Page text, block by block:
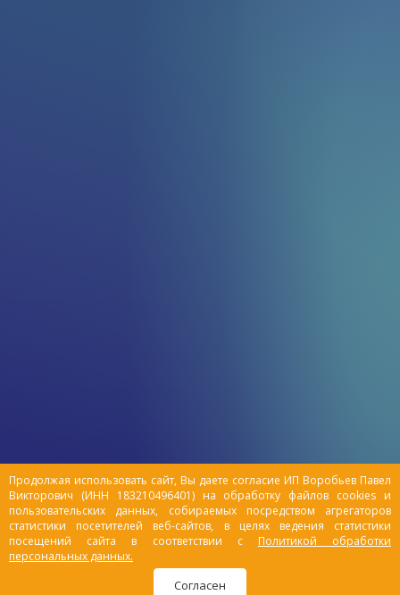
Продолжая использовать сайт, Вы даете согласие ИП Воробьев Павел
Викторович (ИНН 183210496401) на обработку файлов cookies и
пользовательских данных, собираемых посредством агрегаторов
статистики посетителей веб-сайтов, в целях ведения статистики
посещений сайта в соответствии с Политикой обработки
персональных данных.
Согласен